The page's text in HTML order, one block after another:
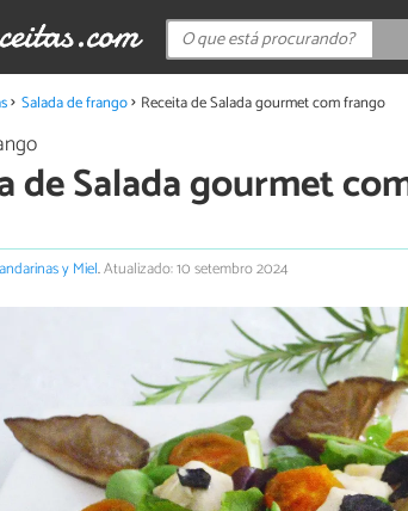
Salada de frango Receita de Salada gourmet com frango
de Salada gourmet
y Miel.Atualizado: 10 setembro 2024